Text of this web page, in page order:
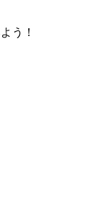
う！